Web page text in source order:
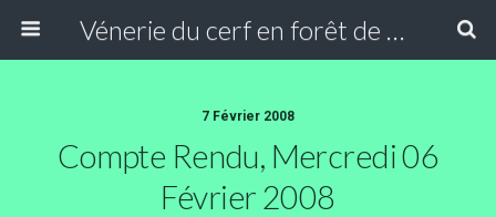
Vénerie du cerf en forêt de Compiègne
7 Février 2008
Compte Rendu, Mercredi 06
Février 2008